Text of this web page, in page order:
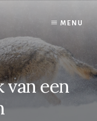
MENU
van een